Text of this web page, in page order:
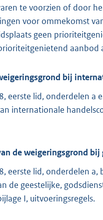
te voorzien of door
voor ommekomst
geen prioriteit
aanbod
bij
eerste lid, onderdelen a
internationale
de weigeringsgrond
eerste lid, onderdelen
de geestelijke,
I, uitvoeringsregels.